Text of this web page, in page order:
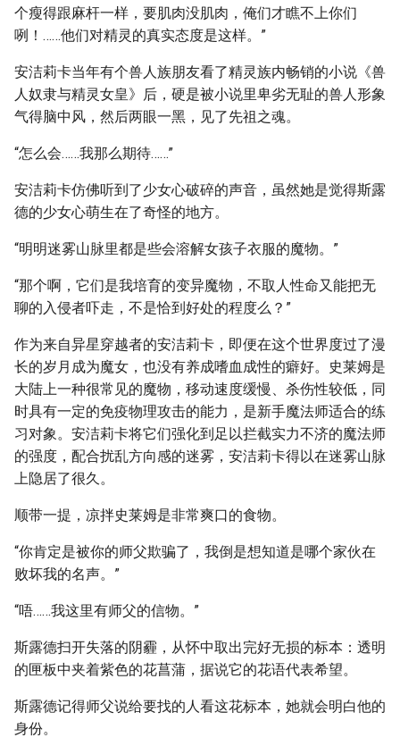
个瘦得跟麻杆一样，要肌肉没肌肉，俺们才瞧不上你们
咧！……他们对精灵的真实态度是这样。”
安洁莉卡当年有个兽人族朋友看了精灵族内畅销的小说《兽
人奴隶与精灵女皇》后，硬是被小说里卑劣无耻的兽人形象
气得脑中风，然后两眼一黑，见了先祖之魂。
“怎么会……我那么期待……”
安洁莉卡仿佛听到了少女心破碎的声音，虽然她是觉得斯露
德的少女心萌生在了奇怪的地方。
“明明迷雾山脉里都是些会溶解女孩子衣服的魔物。”
“那个啊，它们是我培育的变异魔物，不取人性命又能把无
聊的入侵者吓走，不是恰到好处的程度么？”
作为来自异星穿越者的安洁莉卡，即便在这个世界度过了漫
长的岁月成为魔女，也没有养成嗜血成性的癖好。史莱姆是
大陆上一种很常见的魔物，移动速度缓慢、杀伤性较低，同
时具有一定的免疫物理攻击的能力，是新手魔法师适合的练
习对象。安洁莉卡将它们强化到足以拦截实力不济的魔法师
的强度，配合扰乱方向感的迷雾，安洁莉卡得以在迷雾山脉
上隐居了很久。
顺带一提，凉拌史莱姆是非常爽口的食物。
“你肯定是被你的师父欺骗了，我倒是想知道是哪个家伙在
败坏我的名声。”
“唔……我这里有师父的信物。”
斯露德扫开失落的阴霾，从怀中取出完好无损的标本：透明
的匣板中夹着紫色的花菖蒲，据说它的花语代表希望。
斯露德记得师父说给要找的人看这花标本，她就会明白他的
身份。